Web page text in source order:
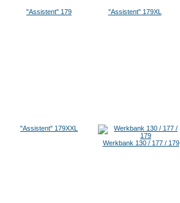
"Assistent" 179 "Assistent" 179XL
"Assistent" 179XXL
Werkbank 130 / 177 / 179